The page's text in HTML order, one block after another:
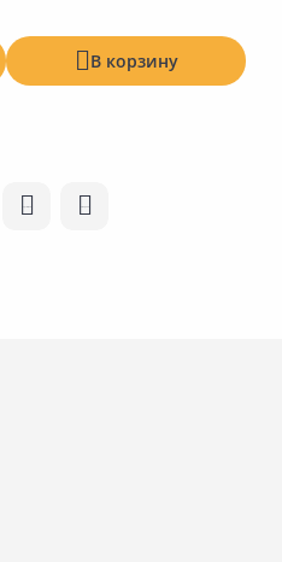
В корзину